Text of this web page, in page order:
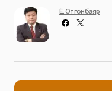
Ё. Отгонбаяр